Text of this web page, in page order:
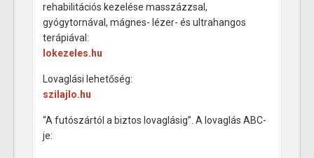
rehabilitációs kezelése masszázzsal,
gyógytornával, mágnes- lézer- és ultrahangos
terápiával:
lokezeles.hu
Lovaglási lehetőség:
szilajlo.hu
“A futószártól a biztos lovaglásig”. A lovaglás ABC-
je: